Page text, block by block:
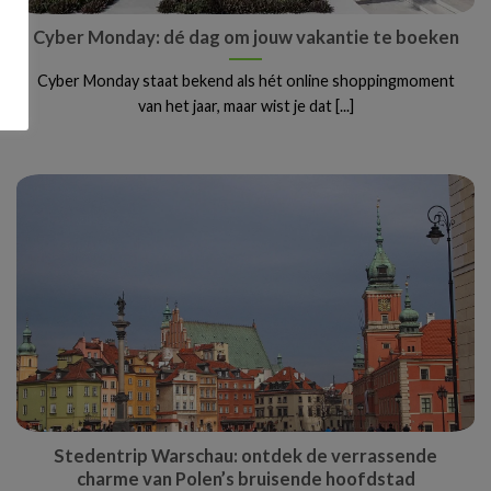
Cyber Monday: dé dag om jouw vakantie te boeken
Cyber Monday staat bekend als hét online shoppingmoment
van het jaar, maar wist je dat [...]
Stedentrip Warschau: ontdek de verrassende
charme van Polen’s bruisende hoofdstad